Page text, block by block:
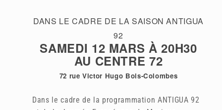
DANS LE CADRE DE LA SAISON ANTIGUA
92
SAMEDI 12 MARS À 20H30
AU CENTRE 72
72 rue Victor Hugo Bois-Colombes
Dans le cadre de la programmation ANTIGUA 92